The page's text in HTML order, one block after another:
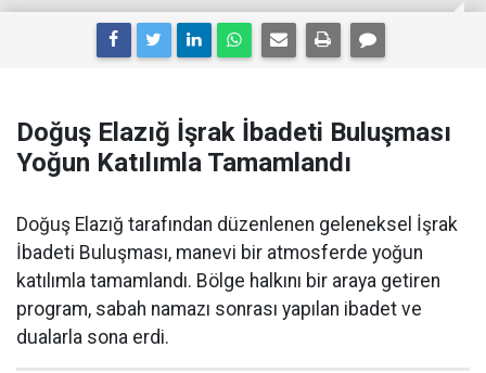
Doğuş Elazığ İşrak İbadeti Buluşması
Yoğun Katılımla Tamamlandı
Doğuş Elazığ tarafından düzenlenen geleneksel İşrak
İbadeti Buluşması, manevi bir atmosferde yoğun
katılımla tamamlandı. Bölge halkını bir araya getiren
program, sabah namazı sonrası yapılan ibadet ve
dualarla sona erdi.